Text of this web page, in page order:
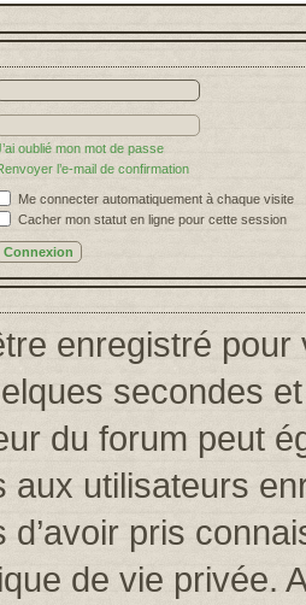
oublié mon mot de passe
l’e-mail de confirmation
Me connecter automatiquement à chaque visite
Cacher mon statut en ligne pour cette session
enregistré pour
secondes
du forum peut
aux utilisateurs
pris
de vie privée.